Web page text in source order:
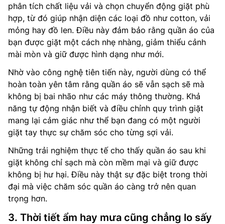
phân tích chất liệu vải và chọn chuyển động giặt phù
hợp, từ đó giúp nhận diện các loại đồ như cotton, vải
mỏng hay đồ len. Điều này đảm bảo rằng quần áo của
bạn được giặt một cách nhẹ nhàng, giảm thiểu cảnh
mài mòn và giữ được hình dạng như mới.
Nhờ vào công nghệ tiên tiến này, người dùng có thể
hoàn toàn yên tâm rằng quần áo sẽ vẫn sạch sẽ mà
không bị bai nhão như các máy thông thường. Khả
năng tự động nhận biết và điều chỉnh quy trình giặt
mang lại cảm giác như thể bạn đang có một người
giặt tay thực sự chăm sóc cho từng sợi vải.
Những trải nghiệm thực tế cho thấy quần áo sau khi
giặt không chỉ sạch mà còn mềm mại và giữ được
không bị hư hại. Điều này thật sự đặc biệt trong thời
đại mà việc chăm sóc quần áo càng trở nên quan
trọng hơn.
3. Thời tiết ẩm hay mưa cũng chẳng lo sấy